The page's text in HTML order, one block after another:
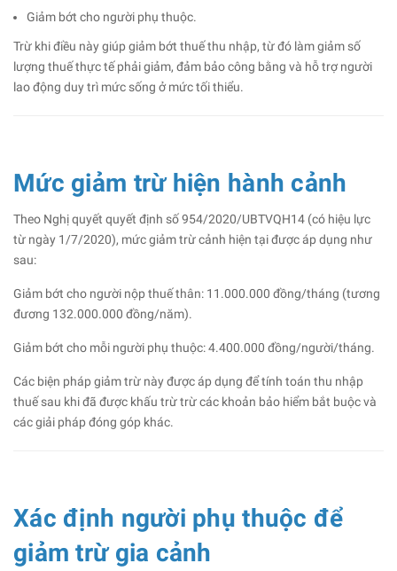
Giảm bớt cho người phụ thuộc.
Trừ khi điều này giúp giảm bớt thuế thu nhập, từ đó làm giảm số
lượng thuế thực tế phải giảm, đảm bảo công bằng và hỗ trợ người
lao động duy trì mức sống ở mức tối thiểu.
Mức giảm trừ hiện hành cảnh
Theo Nghị quyết quyết định số 954/2020/UBTVQH14 (có hiệu lực
từ ngày 1/7/2020), mức giảm trừ cảnh hiện tại được áp dụng như
sau:
Giảm bớt cho người nộp thuế thân: 11.000.000 đồng/tháng (tương
đương 132.000.000 đồng/năm).
Giảm bớt cho mỗi người phụ thuộc: 4.400.000 đồng/người/tháng.
Các biện pháp giảm trừ này được áp dụng để tính toán thu nhập
thuế sau khi đã được khấu trừ trừ các khoản bảo hiểm bắt buộc và
các giải pháp đóng góp khác.
Xác định người phụ thuộc để
giảm trừ gia cảnh